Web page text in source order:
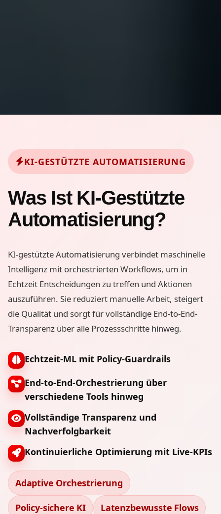
KI-GESTÜTZTE AUTOMATISIERUNG
Was Ist KI-Gestützte
Automatisierung?
KI-gestützte Automatisierung verbindet maschinelle
Intelligenz mit orchestrierten Workflows, um in
Echtzeit Entscheidungen zu treffen und Aktionen
auszuführen. Sie reduziert manuelle Arbeit, steigert
die Qualität und sorgt für vollständige End-to-End-
Transparenz über alle Prozessschritte hinweg.
Echtzeit-ML mit Policy-Guardrails
End-to-End-Orchestrierung über
verschiedene Tools hinweg
Vollständige Transparenz und
Nachverfolgbarkeit
Kontinuierliche Optimierung mit Live-KPIs
Adaptive Orchestrierung
Policy-sichere KI Latenzbewusste Flows